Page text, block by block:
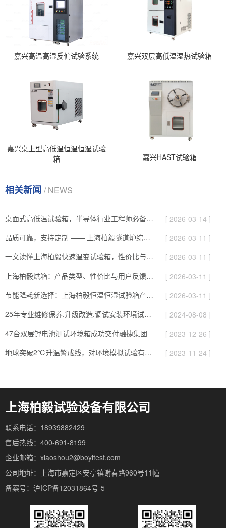
嘉兴高温高湿反偏试验系统 嘉兴双层高低温湿热试验箱
嘉兴桌上型高低温恒温恒湿试验
箱
嘉兴HAST试验箱
相关新闻 / NEWS
桌面式高低温试验箱，半导体行业工程师必备的测试神器
[ 2026-03-14 ]
品质可靠，支持定制 —— 上海柏毅隧道炉综合解析
[ 2026-03-11 ]
一文读懂上海柏毅快速温变试验箱，性价比与服务综合介绍
[ 2026-03-11 ]
上海柏毅烘箱：产品类型、性价比与用户反馈总结
[ 2026-03-11 ]
节能降耗新选择：上海柏毅恒温恒湿试验箱产品与应用亮点
[ 2026-03-11 ]
25年专业维修保养,升级改造,调试安装环境试验设备
[ 2024-08-08 ]
47台双层锂电池测试环境箱成功交付融捷集团
[ 2023-12-26 ]
地球突破2℃升温警戒线，对环境模拟试验有哪些影响
[ 2023-11-24 ]
上海柏毅试验设备有限公司
联系电话：18939882429
售后热线：400-691-8199
企业邮箱：xiaoshou2@boyitest.com
公司地址：上海市嘉定区安亭镇谢春路960号11幢
备案号：沪ICP备12031864号-5